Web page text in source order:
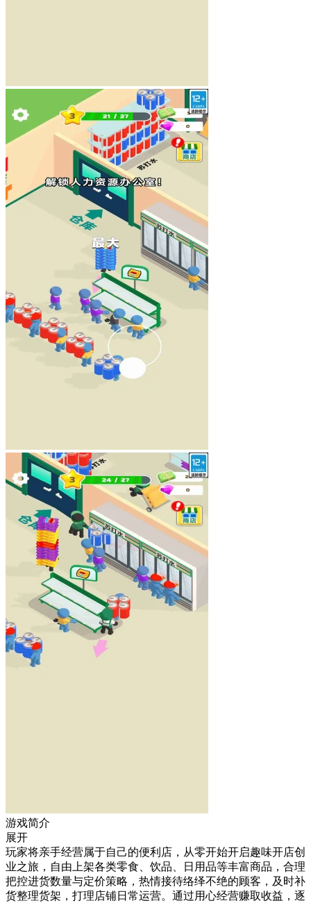
游戏简介
展开
玩家将亲手经营属于自己的便利店，从零开始开启趣味开店创
业之旅，自由上架各类零食、饮品、日用品等丰富商品，合理
把控进货数量与定价策略，热情接待络绎不绝的顾客，及时补
货整理货架，打理店铺日常运营。通过用心经营赚取收益，逐